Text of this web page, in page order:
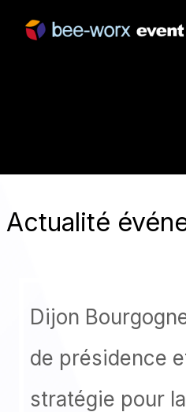
Actualité
Dijon
de présidence
stratégie pour